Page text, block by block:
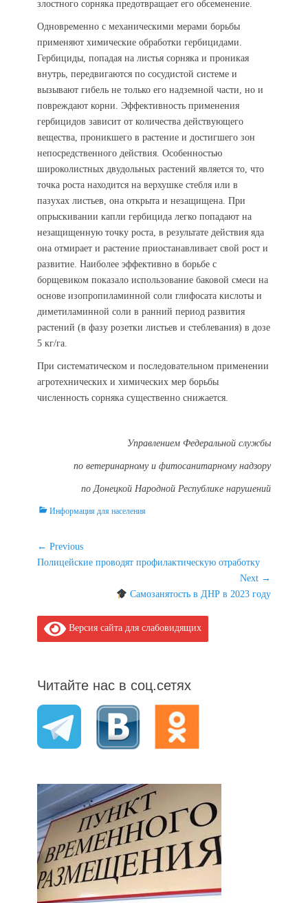
злостного сорняка предотвращает его обсеменение.
Одновременно с механическими мерами борьбы
применяют химические обработки гербицидами.
Гербициды, попадая на листья сорняка и проникая
внутрь, передвигаются по сосудистой системе и
вызывают гибель не только его надземной части, но и
повреждают корни. Эффективность применения
гербицидов зависит от количества действующего
вещества, проникшего в растение и достигшего зон
непосредственного действия. Особенностью
широколистных двудольных растений является то, что
точка роста находится на верхушке стебля или в
пазухах листьев, она открыта и незащищена. При
опрыскивании капли гербицида легко попадают на
незащищенную точку роста, в результате действия яда
она отмирает и растение приостанавливает свой рост и
развитие. Наиболее эффективно в борьбе с
борщевиком показало использование баковой смеси на
основе изопропиламинной соли глифосата кислоты и
диметиламинной соли в ранний период развития
растений (в фазу розетки листьев и стеблевания) в дозе
5 кг/га.
При систематическом и последовательном применении
агротехнических и химических мер борьбы
численность сорняка существенно снижается.
Управлением Федеральной службы
по ветеринарному и фитосанитарному надзору
по Донецкой Народной Республике нарушений
Categories
Информация для населения
Навигация
по
← Previous
Previous
Полицейские проводят профилактическую отработку
Next →
Самозанятость в ДНР в 2023 году
Версия сайта для слабовидящих
Читайте нас в соц.сетях